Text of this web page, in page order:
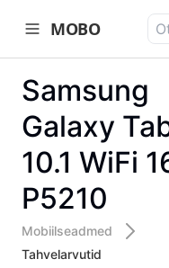
MOBO
open navigation menu
Samsung
Galaxy
10.1 WiFi
P5210
Mobiilseadmed
Tahvelarvutid